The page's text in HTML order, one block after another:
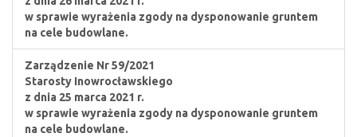
w sprawie wyrażenia zgody na dysponowanie gruntem
na cele budowlane.
Zarządzenie Nr 59/2021
Starosty Inowrocławskiego
z dnia 25 marca 2021 r.
w sprawie wyrażenia zgody na dysponowanie gruntem
na cele budowlane.